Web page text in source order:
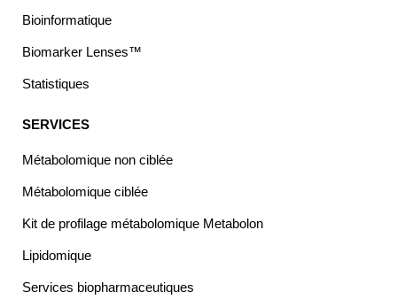
Bioinformatique
Biomarker Lenses™
Statistiques
SERVICES
Métabolomique non ciblée
Métabolomique ciblée
Kit de profilage métabolomique Metabolon
Lipidomique
Services biopharmaceutiques